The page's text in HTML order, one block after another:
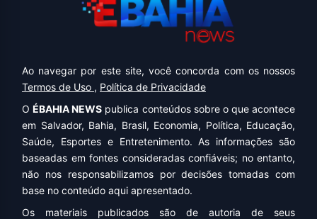
Ao navegar por este site, você concorda com os nossos
Termos de Uso , Política de Privacidade
OÉBAHIA NEWS publica conteúdos sobre o que acontece
em Salvador, Bahia, Brasil, Economia, Política, Educação,
Saúde, Esportes e Entretenimento. As informações são
baseadas em fontes consideradas confiáveis; no entanto,
não nos responsabilizamos por decisões tomadas com
base no conteúdo aqui apresentado.
Os materiais publicados são de autoria de seus